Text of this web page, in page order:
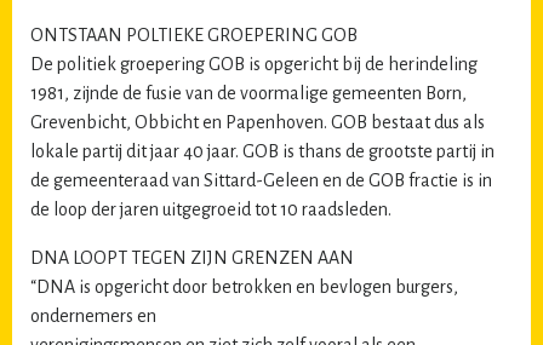
ONTSTAAN POLTIEKE GROEPERING GOB
De politiek groepering GOB is opgericht bij de herindeling
1981, zijnde de fusie van de voormalige gemeenten Born,
Grevenbicht, Obbicht en Papenhoven. GOB bestaat dus als
lokale partij dit jaar 40 jaar. GOB is thans de grootste partij in
de gemeenteraad van Sittard-Geleen en de GOB fractie is in
de loop der jaren uitgegroeid tot 10 raadsleden.
DNA LOOPT TEGEN ZIJN GRENZEN AAN
“DNA is opgericht door betrokken en bevlogen burgers,
ondernemers en